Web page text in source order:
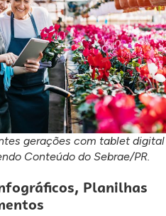
gerações com tablet digital
Conteúdo do Sebrae/PR.
Planilhas